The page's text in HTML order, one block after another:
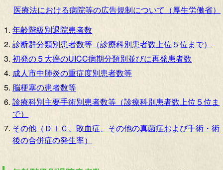
医療法における病院等の広告規制について（厚生労働省）
年齢階級別退院患者数
診断群分類別患者数等（診療科別患者数上位５位まで）
初発の５大癌のUICC病期分類別並びに再発患者数
成人市中肺炎の重症度別患者数等
脳梗塞の患者数等
診療科別主要手術別患者数等（診療科別患者数上位５位ま
で）
その他（ＤＩＣ、敗血症、その他の真菌症および手術・術
後の合併症の発生率）